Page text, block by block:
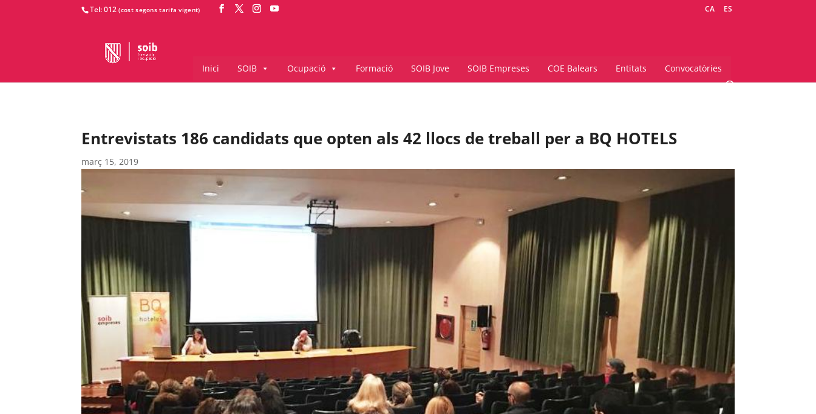
Tel: 012 CA ES
Inici SOIB Ocupació Formació SOIB Jove SOIB Empreses COE Balears Entitats Convocatòries
Entrevistats 186 candidats que opten als 42 llocs de treball per a BQ HOTELS
març 15, 2019